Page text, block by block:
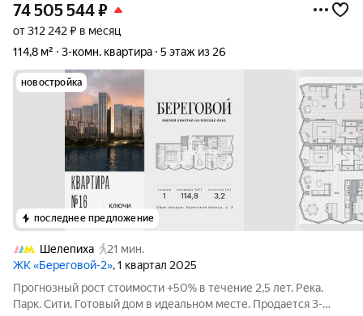
74 505 544₽
от 312 242 ₽ в месяц
114,8 м²
3-комн. квартира 5 этаж из 26
новостройка
последнее предложение
Шелепиха
21 мин.
ЖК «Береговой-2», 1 квартал 2025
Прогнозный рост стоимости +50% в течение 2,5 лет. Река.
Парк. Сити. Готовый дом в идеальном месте. Продается 3-